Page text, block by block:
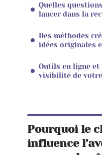
Quelles
lancer dans la
Des méthodes
idées originales
Outils en ligne et
visibilité de
Pourquoi le
influence